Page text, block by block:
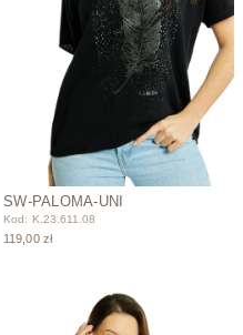
SW-PALOMA-UNI
Kod: K.23.611.08
119,00 zł